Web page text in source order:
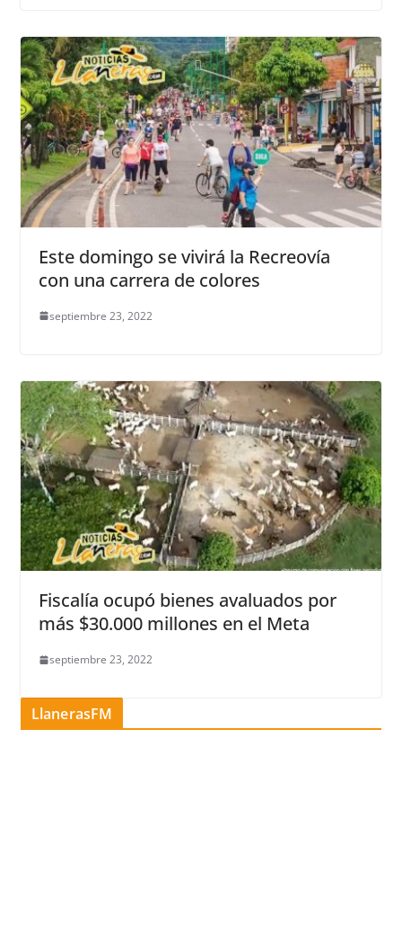
Este domingo se vivirá la Recreovía
con una carrera de colores
septiembre 23, 2022
Fiscalía ocupó bienes avaluados por
más $30.000 millones en el Meta
septiembre 23, 2022
LlanerasFM